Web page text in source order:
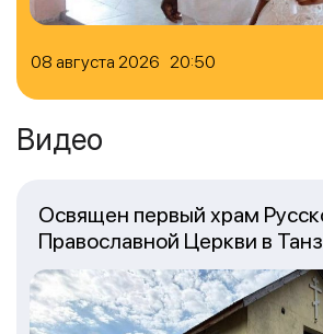
08 августа 2026 20:50
Видео
Освящен первый храм
Православной Церкви в